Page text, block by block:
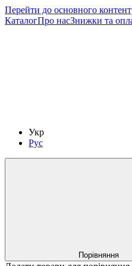
Перейти до основного
КаталогПро насЗнижки та
Укр
Рус
Порівняння